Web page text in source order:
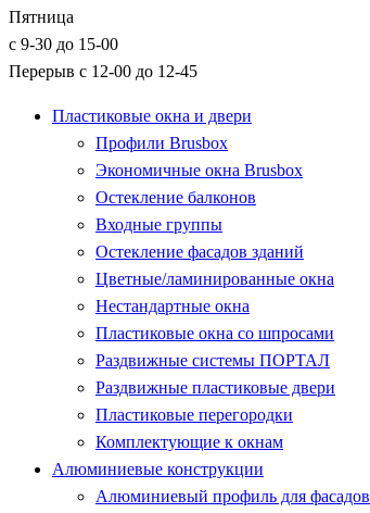
Пятница
с 9-30 до 15-00
Перерыв с 12-00 до 12-45
Пластиковые окна и двери
Профили Brusbox
Экономичные окна Brusbox
Остекление балконов
Входные группы
Остекление фасадов зданий
Цветные/ламинированные окна
Нестандартные окна
Пластиковые окна со шпросами
Раздвижные системы ПОРТАЛ
Раздвижные пластиковые двери
Пластиковые перегородки
Комплектующие к окнам
Алюминиевые конструкции
Алюминиевый профиль для фасадов